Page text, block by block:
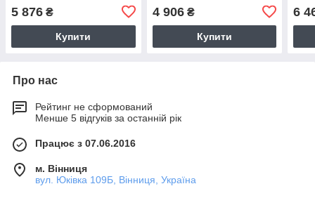
5 876 ₴
Купити
4 906₴
Купити
6
Про нас
Рейтинг не сформований
Менше 5 відгуків за останній рік
Працює з 07.06.2016
м. Вінниця
вул. Юківка 109Б, Вінниця, Україна